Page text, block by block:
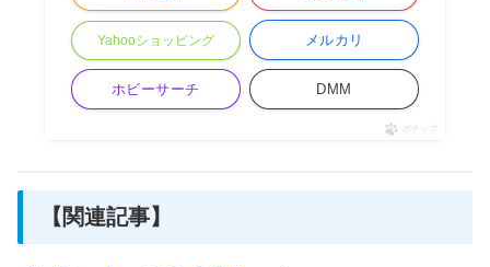
Yahooショッピング メルカリ
ホビーサーチ DMM
ポチップ
【関連記事】